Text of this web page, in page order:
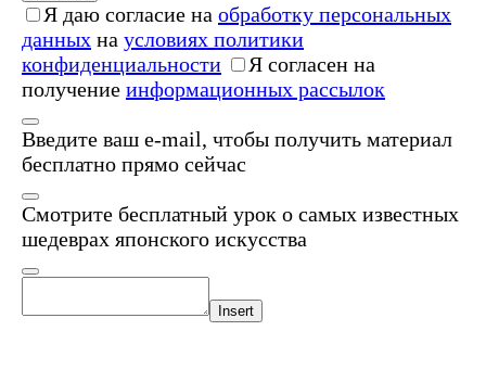
Я даю согласие на обработку персональных
данных на условиях политики
конфиденциальности
Я согласен на
получение информационных рассылок
Введите ваш e-mail, чтобы получить материал
бесплатно прямо сейчас
Смотрите бесплатный урок о самых известных
шедеврах японского искусства
Insert